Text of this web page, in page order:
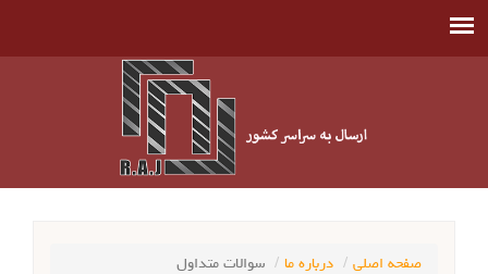
صفحه اصلی درباره ما سوالات متداول